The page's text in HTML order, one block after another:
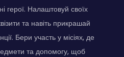
герої. Налаштовуй своїх
та навіть прикрашай
Бери участь у місіях, де
та допомогу, щоб